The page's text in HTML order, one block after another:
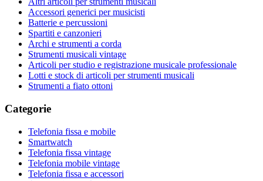
Accessori generici per musicisti
Batterie e percussioni
Spartiti e canzonieri
Archi e strumenti a corda
Strumenti musicali vintage
Articoli per studio e registrazione musicale professionale
Lotti e stock di articoli per strumenti musicali
Strumenti a fiato ottoni
Categorie
Telefonia fissa e mobile
Smartwatch
Telefonia fissa vintage
Telefonia mobile vintage
Telefonia fissa e accessori